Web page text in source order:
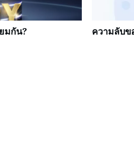
มกัน? ความลับ